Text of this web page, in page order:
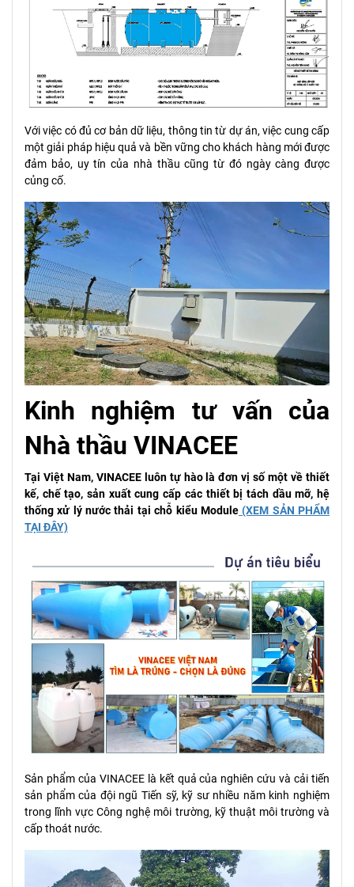
Với việc có đủ cơ bản dữ liệu, thông tin từ dự án, việc cung cấp
một giải pháp hiệu quả và bền vững cho khách hàng mới được
đảm bảo, uy tín của nhà thầu cũng từ đó ngày càng được
củng cố.
Kinh nghiệm tư vấn của
Nhà thầu VINACEE
Tại Việt Nam, VINACEE luôn tự hào là đơn vị số một về thiết
kế, chế tạo, sản xuất cung cấp các thiết bị tách dầu mỡ, hệ
thống xử lý nước thải tại chỗ kiểu Module(XEM SẢN PHẨM
TẠI ĐÂY)
Sản phẩm của VINACEE là kết quả của nghiên cứu và cải tiến
sản phẩm của đội ngũ Tiến sỹ, kỹ sư nhiều năm kinh nghiệm
trong lĩnh vực Công nghệ môi trường, kỹ thuật môi trường và
cấp thoát nước.